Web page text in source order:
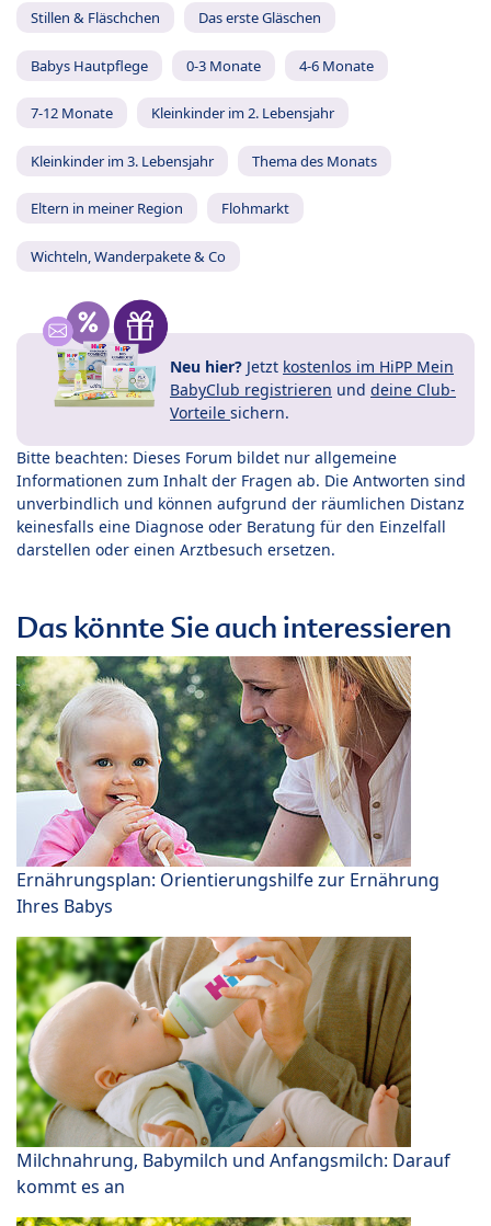
Stillen & Fläschchen Das erste Gläschen
Babys Hautpflege 0-3 Monate 4-6 Monate
7-12 Monate Kleinkinder im 2. Lebensjahr
Kleinkinder im 3. Lebensjahr Thema des Monats
Eltern in meiner Region Flohmarkt
Wichteln, Wanderpakete & Co
Neu hier? Jetzt kostenlos im HiPP Mein
BabyClub registrieren und deine Club-
Vorteile sichern.
Bitte beachten: Dieses Forum bildet nur allgemeine
Informationen zum Inhalt der Fragen ab. Die Antworten sind
unverbindlich und können aufgrund der räumlichen Distanz
keinesfalls eine Diagnose oder Beratung für den Einzelfall
darstellen oder einen Arztbesuch ersetzen.
Das könnte Sie auch interessieren
Ernährungsplan: Orientierungshilfe zur Ernährung
Ihres Babys
Milchnahrung, Babymilch und Anfangsmilch: Darauf
kommt es an